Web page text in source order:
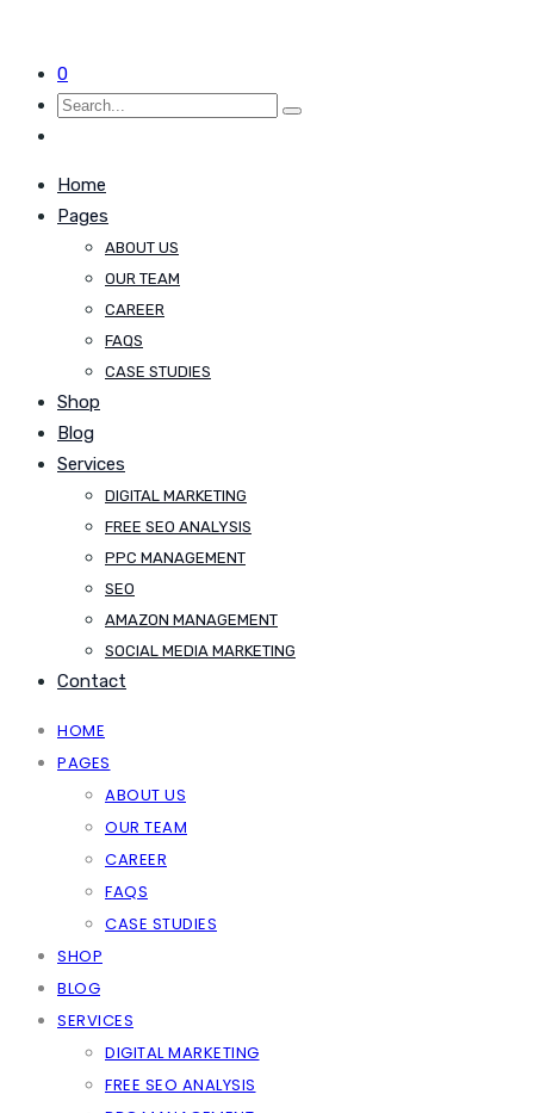
0
Home
Pages
ABOUT US
OUR TEAM
CAREER
FAQS
CASE STUDIES
Shop
Blog
Services
DIGITAL MARKETING
FREE SEO ANALYSIS
PPC MANAGEMENT
SEO
AMAZON MANAGEMENT
SOCIAL MEDIA MARKETING
Contact
HOME
PAGES
ABOUT US
OUR TEAM
CAREER
FAQS
CASE STUDIES
SHOP
BLOG
SERVICES
DIGITAL MARKETING
FREE SEO ANALYSIS